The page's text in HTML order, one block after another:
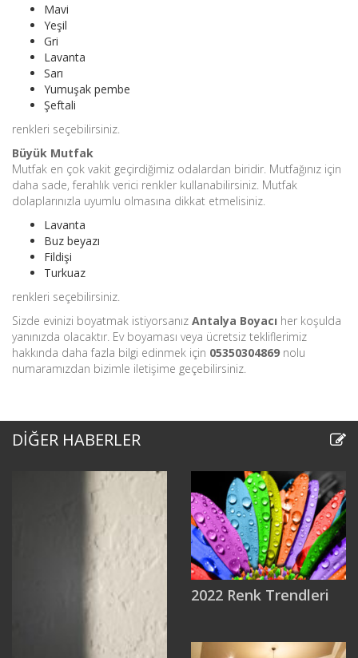
Mavi
Yeşil
Gri
Lavanta
Sarı
Yumuşak pembe
Şeftali
renkleri seçebilirsiniz.
Büyük Mutfak
Mutfak en çok vakit geçirdiğimiz odalardan biridir. Mutfağınız için
daha sade, ferahlık verici renkler kullanabilirsiniz. Mutfak
dolaplarınızla uyumlu olmasına dikkat etmelisiniz.
Lavanta
Buz beyazı
Fildişi
Turkuaz
renkleri seçebilirsiniz.
Sizde evinizi boyatmak istiyorsanız Antalya Boyacı her koşulda
yanınızda olacaktır. Ev boyaması veya ücretsiz tekliflerimiz
hakkında daha fazla bilgi edinmek için 05350304869 nolu
numaramızdan bizimle iletişime geçebilirsiniz.
DİĞER HABERLER
2022 Renk Trendleri